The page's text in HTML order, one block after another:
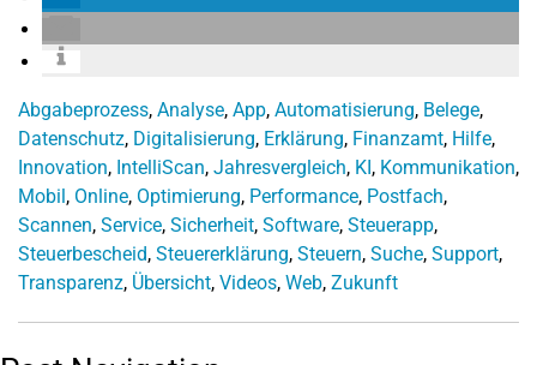
Abgabeprozess, Analyse, App, Automatisierung, Belege,
Datenschutz, Digitalisierung, Erklärung, Finanzamt, Hilfe,
Innovation, IntelliScan, Jahresvergleich, KI, Kommunikation,
Mobil, Online, Optimierung, Performance, Postfach,
Scannen, Service, Sicherheit, Software, Steuerapp,
Steuerbescheid, Steuererklärung, Steuern, Suche, Support,
Transparenz, Übersicht, Videos, Web, Zukunft